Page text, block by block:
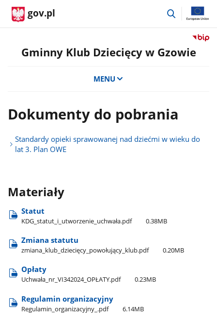
gov.pl
przejdź
Przejdź
do
Gzowie
Gminny Klub Dziecięcy w Gzowie
MENU
Dokumenty do pobrania
Standardy opieki sprawowanej nad dziećmi w wieku do
lat 3. Plan OWE
Materiały
Statut
KDG​_statut​_i​_utworzenie​_uchwała.pdf 0.38MB
Zmiana statutu
zmiana​_klub​_dziecięcy​_powołujący​_klub.pdf 0.20MB
Opłaty
Uchwała​_nr​_VI342024​_OPŁATY.pdf 0.23MB
Regulamin organizacyjny
Regulamin​_organizacyjny​_.pdf 6.14MB